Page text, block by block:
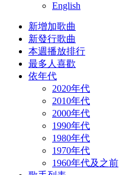
English
新增加歌曲
新發行歌曲
本週播放排行
最多人喜歡
依年代
2020年代
2010年代
2000年代
1990年代
1980年代
1970年代
1960年代及之前